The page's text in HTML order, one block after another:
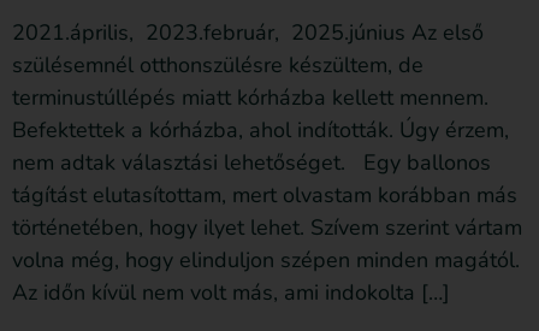
2021.április, 2023.február, 2025.június Az első
szülésemnél otthonszülésre készültem, de
terminustúllépés miatt kórházba kellett mennem.
Befektettek a kórházba, ahol indították. Úgy érzem,
nem adtak választási lehetőséget. Egy ballonos
tágítást elutasítottam, mert olvastam korábban más
történetében, hogy ilyet lehet. Szívem szerint vártam
volna még, hogy elinduljon szépen minden magától.
Az időn kívül nem volt más, ami indokolta […]